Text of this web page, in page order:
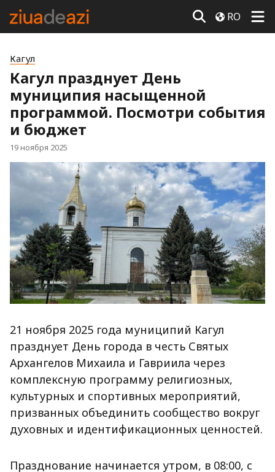
RO
Кагул
Кагул празднует День
муниципия насыщенной
программой. Посмотри события
и бюджет
19 ноября 2025
21 ноября 2025 года муниципий Кагул
празднует День города в честь Святых
Архангелов Михаила и Гавриила через
комплексную программу религиозных,
культурных и спортивных мероприятий,
призванных объединить сообщество вокруг
духовных и идентификационных ценностей.
Празднование начинается утром, в 08:00, с